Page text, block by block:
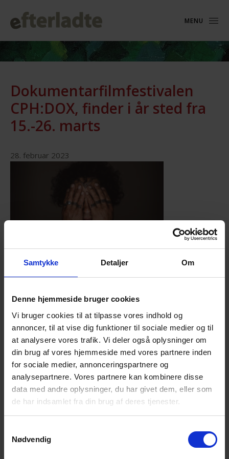
Samtykke Detaljer Om
Denne hjemmeside bruger cookies
Vi bruger cookies til at tilpasse vores indhold og
annoncer, til at vise dig funktioner til sociale medier og til
at analysere vores trafik. Vi deler også oplysninger om
din brug af vores hjemmeside med vores partnere inden
for sociale medier, annonceringspartnere og
analysepartnere. Vores partnere kan kombinere disse
data med andre oplysninger, du har givet dem, eller som
de har indsamlet fra din brug af deres tjenester.
Nødvendig
MENU
Dokumentarfilmfestivalen
CPH:DOX, finder i år sted fra
15.-26. marts
28. februar 2023
Dokumentarfilmfestivalen CPH:DOX, som i år finder
sted fra 15.-26. marts i alle de københavnske
CPH:DOX inviterer medlemmer af Landsforeningen for
efterladte efter selvmord til at se festivalens åbningsfilm
med 20% rabat.
Dokumentaren hedder Twice Colonized
festivalens åbningsfilm. Filmen fortæller historien om
menneskerettighedsaktivist Aaju Peter, som har dedikeret
sit liv til kampen for Inuit. Da Aaju bliver efterladt til
selvmord af en af hendes nærmeste, begiver hun sig ud på
en rejse for at konfrontere sin egen fortid og samtidig
uafhængighed. En ekstraordinær film der skildrer en kvinde,